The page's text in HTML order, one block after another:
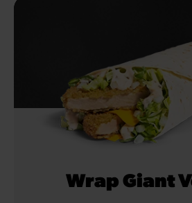
Wrap Giant